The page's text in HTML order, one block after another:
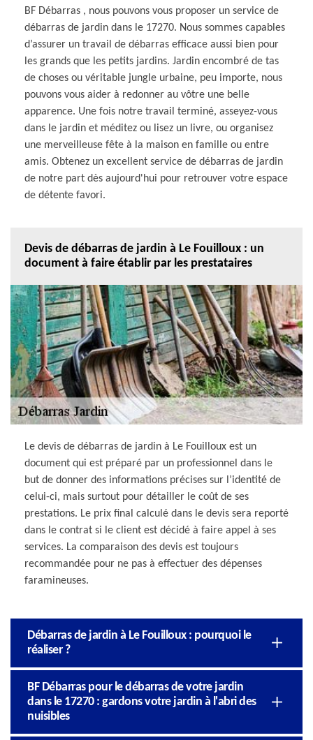
BF Débarras , nous pouvons vous proposer un service de
débarras de jardin dans le 17270. Nous sommes capables
d’assurer un travail de débarras efficace aussi bien pour
les grands que les petits jardins. Jardin encombré de tas
de choses ou véritable jungle urbaine, peu importe, nous
pouvons vous aider à redonner au vôtre une belle
apparence. Une fois notre travail terminé, asseyez-vous
dans le jardin et méditez ou lisez un livre, ou organisez
une merveilleuse fête à la maison en famille ou entre
amis. Obtenez un excellent service de débarras de jardin
de notre part dès aujourd'hui pour retrouver votre espace
de détente favori.
Devis de débarras de jardin à Le Fouilloux : un
document à faire établir par les prestataires
Le devis de débarras de jardin à Le Fouilloux est un
document qui est préparé par un professionnel dans le
but de donner des informations précises sur l’identité de
celui-ci, mais surtout pour détailler le coût de ses
prestations. Le prix final calculé dans le devis sera reporté
dans le contrat si le client est décidé à faire appel à ses
services. La comparaison des devis est toujours
recommandée pour ne pas à effectuer des dépenses
faramineuses.
Débarras de jardin à Le Fouilloux : pourquoi le
réaliser ?
BF Débarras pour le débarras de votre jardin
dans le 17270 : gardons votre jardin à l'abri des
nuisibles